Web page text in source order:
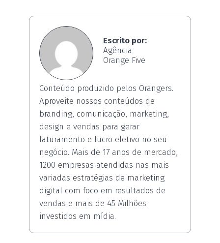
Escrito por:
Agência
Orange Five
Conteúdo produzido pelos Orangers.
Aproveite nossos conteúdos de
branding, comunicação, marketing,
design e vendas para gerar
faturamento e lucro efetivo no seu
negócio. Mais de 17 anos de mercado,
1200 empresas atendidas nas mais
variadas estratégias de marketing
digital com foco em resultados de
vendas e mais de 45 Milhões
investidos em mídia.